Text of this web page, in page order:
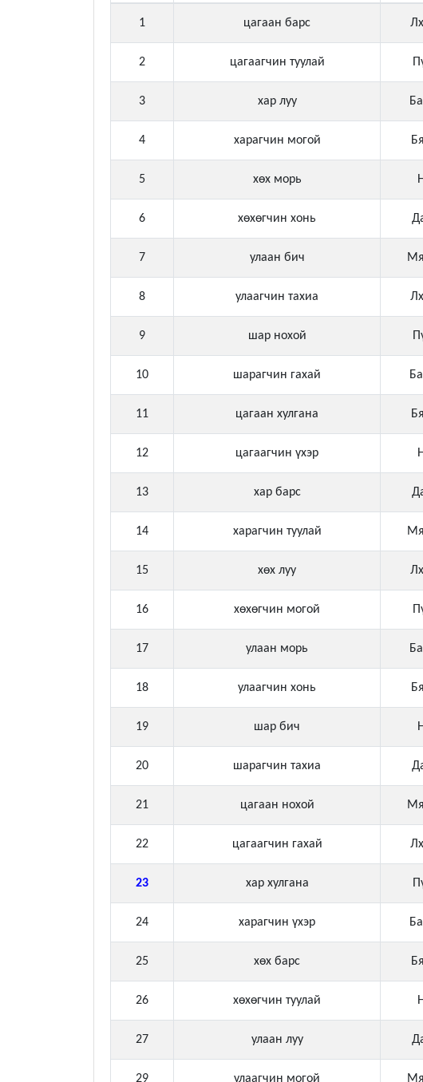
1 цагаан барс
2 цагаагчин туулай
3 хар луу
4 харагчин могой
5 хөх морь
6 хөхөгчин хонь
7 улаан бич
8 улаагчин тахиа
9 шар нохой
10 шарагчин гахай
11 цагаан хулгана
12 цагаагчин үхэр
13 хар барс
14 харагчин туулай
15 хөх луу
16 хөхөгчин могой
17 улаан морь
18 улаагчин хонь
19 шар бич
20 шарагчин тахиа
21 цагаан нохой
22 цагаагчин гахай
23 хар хулгана
24 харагчин үхэр
25 хөх барс
26 хөхөгчин туулай
27 улаан луу
29 улаагчин могой